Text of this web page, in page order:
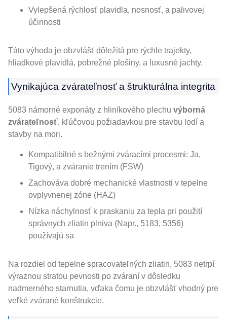
Vylepšená rýchlosť plavidla, nosnosť, a palivovej
účinnosti
Táto výhoda je obzvlášť dôležitá pre rýchle trajekty,
hliadkové plavidlá, pobrežné plošiny, a luxusné jachty.
Vynikajúca zvárateľnosť a štrukturálna integrita
5083 námorné exponáty z hliníkového plechu výborná
zvárateľnosť, kľúčovou požiadavkou pre stavbu lodí a
stavby na mori.
Kompatibilné s bežnými zváracími procesmi: Ja,
Tigový, a zváranie trením (FSW)
Zachováva dobré mechanické vlastnosti v tepelne
ovplyvnenej zóne (HAZ)
Nízka náchylnosť k praskaniu za tepla pri použití
správnych zliatin plniva (Napr., 5183, 5356)
používajú sa
Na rozdiel od tepelne spracovateľných zliatin, 5083 netrpí
výraznou stratou pevnosti po zváraní v dôsledku
nadmerného starnutia, vďaka čomu je obzvlášť vhodný pre
veľké zvárané konštrukcie.